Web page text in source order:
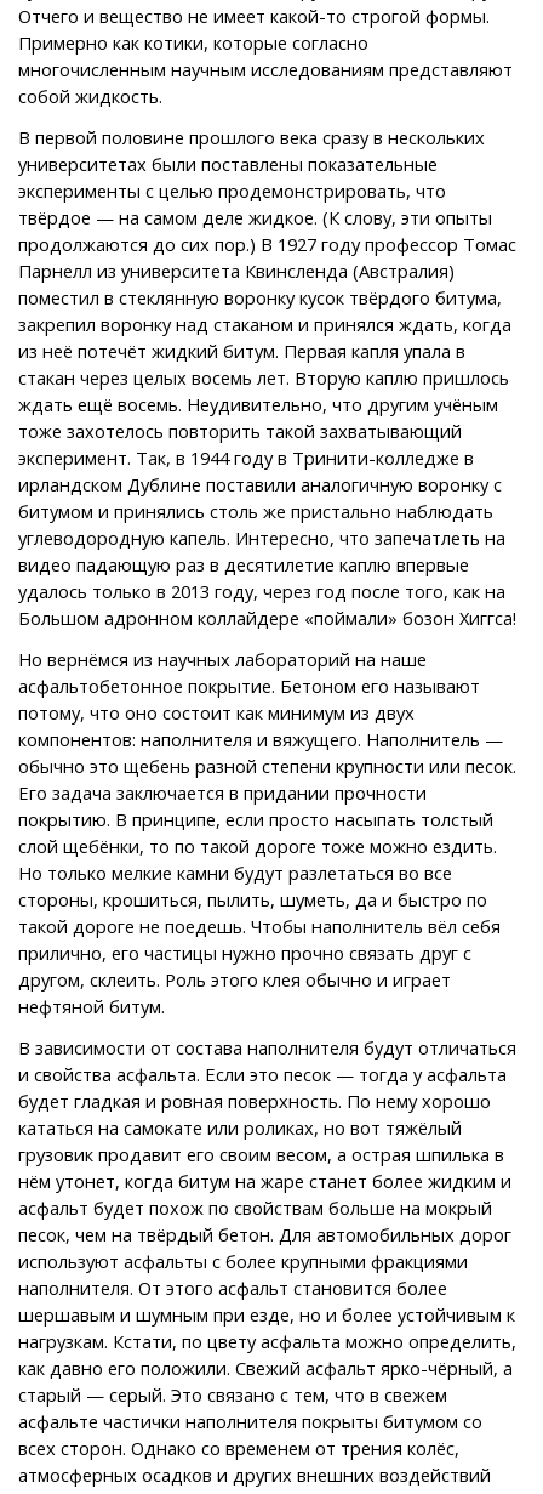
Отчего и вещество не имеет какой-то строгой формы.
Примерно как котики, которые согласно
многочисленным научным исследованиям представляют
собой жидкость.
В первой половине прошлого века сразу в нескольких
университетах были поставлены показательные
эксперименты с целью продемонстрировать, что
твёрдое — на самом деле жидкое. (К слову, эти опыты
продолжаются до сих пор.) В 1927 году профессор Томас
Парнелл из университета Квинсленда (Австралия)
поместил в стеклянную воронку кусок твёрдого битума,
закрепил воронку над стаканом и принялся ждать, когда
из неё потечёт жидкий битум. Первая капля упала в
стакан через целых восемь лет. Вторую каплю пришлось
ждать ещё восемь. Неудивительно, что другим учёным
тоже захотелось повторить такой захватывающий
эксперимент. Так, в 1944 году в Тринити-колледже в
ирландском Дублине поставили аналогичную воронку с
битумом и принялись столь же пристально наблюдать
углеводородную капель. Интересно, что запечатлеть на
видео падающую раз в десятилетие каплю впервые
удалось только в 2013 году, через год после того, как на
Большом адронном коллайдере «поймали» бозон Хиггса!
Но вернёмся из научных лабораторий на наше
асфальтобетонное покрытие. Бетоном его называют
потому, что оно состоит как минимум из двух
компонентов: наполнителя и вяжущего. Наполнитель —
обычно это щебень разной степени крупности или песок.
Его задача заключается в придании прочности
покрытию. В принципе, если просто насыпать толстый
слой щебёнки, то по такой дороге тоже можно ездить.
Но только мелкие камни будут разлетаться во все
стороны, крошиться, пылить, шуметь, да и быстро по
такой дороге не поедешь. Чтобы наполнитель вёл себя
прилично, его частицы нужно прочно связать друг с
другом, склеить. Роль этого клея обычно и играет
нефтяной битум.
В зависимости от состава наполнителя будут отличаться
и свойства асфальта. Если это песок — тогда у асфальта
будет гладкая и ровная поверхность. По нему хорошо
кататься на самокате или роликах, но вот тяжёлый
грузовик продавит его своим весом, а острая шпилька в
нём утонет, когда битум на жаре станет более жидким и
асфальт будет похож по свойствам больше на мокрый
песок, чем на твёрдый бетон. Для автомобильных дорог
используют асфальты с более крупными фракциями
наполнителя. От этого асфальт становится более
шершавым и шумным при езде, но и более устойчивым к
нагрузкам. Кстати, по цвету асфальта можно определить,
как давно его положили. Свежий асфальт ярко-чёрный, а
старый — серый. Это связано с тем, что в свежем
асфальте частички наполнителя покрыты битумом со
всех сторон. Однако со временем от трения колёс,
атмосферных осадков и других внешних воздействий